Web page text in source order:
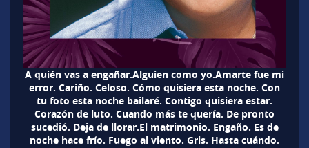
A quién vas a engañar.Alguien como yo.Amarte fue mi
error. Cariño. Celoso. Cómo quisiera esta noche. Con
tu foto esta noche bailaré. Contigo quisiera estar.
Corazón de luto. Cuando más te quería. De pronto
sucedió. Deja de llorar.El matrimonio. Engaño. Es de
noche hace frío. Fuego al viento. Gris. Hasta cuándo.